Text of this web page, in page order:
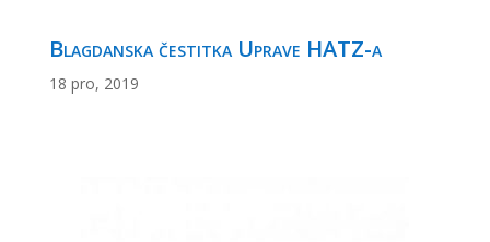
Blagdanska čestitka Uprave HATZ-a
18 pro, 2019